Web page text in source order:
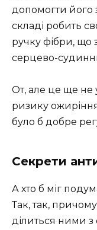
допомогти його
складі робить
ручку фібри,
серцево-
От, але це ще
ризику ожиріння
було б добре
Секрети
А хто б міг
Так, так,
ділиться ними